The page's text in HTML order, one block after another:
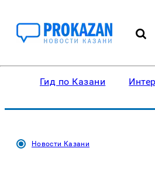
Гид по Казани
Новости Казани